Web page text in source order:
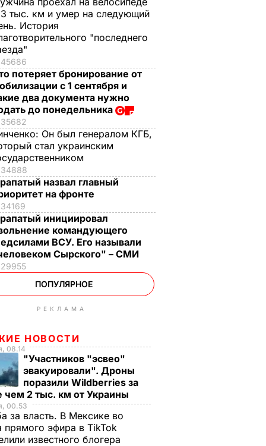
тыс. км и умер на следующий
История
"последнего
45686
потеряет бронирование от
с 1 сентября и
два документа нужно
до понедельника
35682
Он был генералом КГБ,
стал украинским
34888
назвал главный
на фронте
34169
инициировал
командующего
ВСУ. Его называли
Сырского" – СМИ
29955
ПОПУЛЯРНОЕ
РЕКЛАМА
НОВОСТИ
08.14
"Участников "эсвео"
эвакуировали". Дроны
поразили Wildberries за
чем 2 тыс. км от Украины
00.53
за власть. В Мексике во
прямого эфира в TikTok
известного блогера